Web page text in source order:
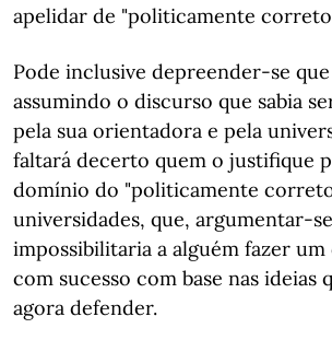
apelidar de "politicamente
Pode inclusive depreender-se
assumindo o discurso que sabia
pela sua orientadora e pela
faltará decerto quem o justifique
domínio do "politicamente
universidades, que, argumentar-
impossibilitaria a alguém fazer
com sucesso com base nas ideias
agora defender.